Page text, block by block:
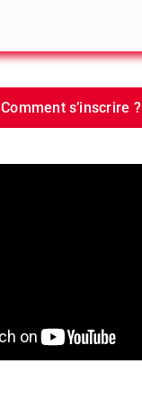
Comment s’inscrire ?